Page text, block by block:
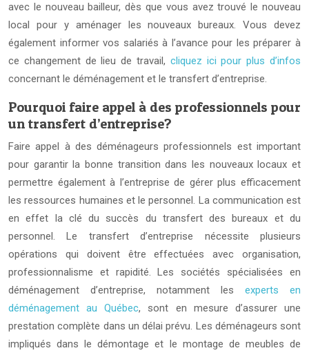
avec le nouveau bailleur, dès que vous avez trouvé le nouveau
local pour y aménager les nouveaux bureaux. Vous devez
également informer vos salariés à l’avance pour les préparer à
ce changement de lieu de travail, cliquez ici pour plus d’infos
concernant le déménagement et le transfert d’entreprise.
Pourquoi faire appel à des professionnels pour
un transfert d’entreprise?
Faire appel à des déménageurs professionnels est important
pour garantir la bonne transition dans les nouveaux locaux et
permettre également à l’entreprise de gérer plus efficacement
les ressources humaines et le personnel. La communication est
en effet la clé du succès du transfert des bureaux et du
personnel. Le transfert d’entreprise nécessite plusieurs
opérations qui doivent être effectuées avec organisation,
professionnalisme et rapidité. Les sociétés spécialisées en
déménagement d’entreprise, notamment les experts en
déménagement au Québec, sont en mesure d’assurer une
prestation complète dans un délai prévu. Les déménageurs sont
impliqués dans le démontage et le montage de meubles de